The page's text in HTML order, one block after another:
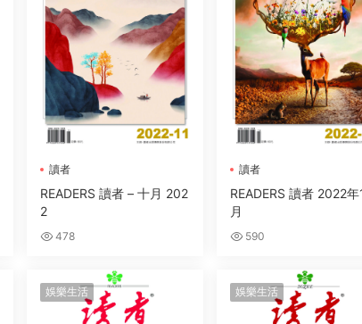
讀者
READERS 讀者 – 十月 202
2
478
讀者
READERS 讀者 2022
月
590
娛樂生活 娛樂生活